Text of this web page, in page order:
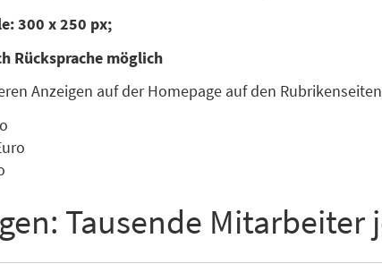
300 x 250 px;
Rücksprache möglich
Anzeigen auf der Homepage auf den
Tausende Mitarbeiter